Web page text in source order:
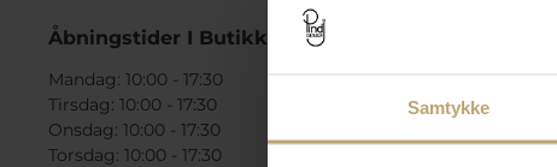
Samtykke
Åbningstider I Butikken
Mandag: 10:00 - 17:30
Tirsdag: 10:00 - 17:30
Onsdag: 10:00 - 17:30
Torsdag: 10:00 - 17:30